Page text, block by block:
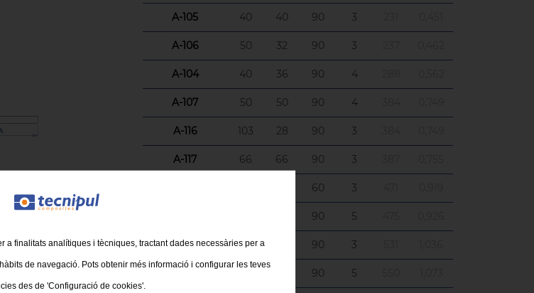
A-105 40 40 90 3
A-106 50 32 90 3
A-104 40 36 90 4
A-107 50 50 90 4
A-116 103 28 90 3
A-117 66 66 90 3
60 3
90 5
A-113 90 90 3
90 5
a finalitats analítiques i tècniques, tractant dades necessàries per a
de navegació. Pots obtenir més informació i configurar les teves
des de 'Configuració de cookies'.